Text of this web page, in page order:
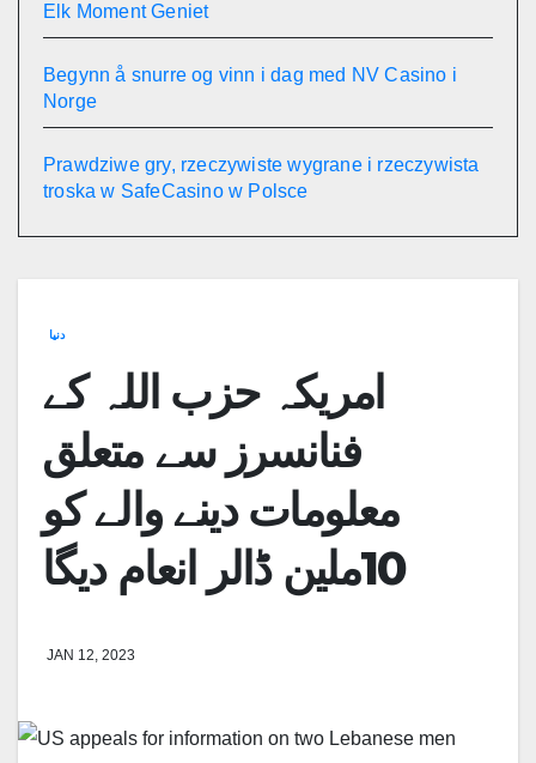
Elk Moment Geniet
Begynn å snurre og vinn i dag med NV Casino i
Norge
Prawdziwe gry, rzeczywiste wygrane i rzeczywista
troska w SafeCasino w Polsce
دنیا
امریکہ حزب اللہ کے
فنانسرز سے متعلق
معلومات دینے والے کو
10ملین ڈالر انعام دیگا
JAN 12, 2023